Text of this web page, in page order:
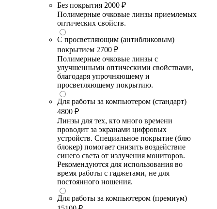
Без покрытия 2000 ₽
Полимерные очковые линзы приемлемых
оптических свойств.
С просветляющим (антибликовым)
покрытием 2700 ₽
Полимерные очковые линзы с
улучшенными оптическими свойствами,
благодаря упрочняющему и
просветляющему покрытию.
Для работы за компьютером (стандарт)
4800 ₽
Линзы для тех, кто много времени
проводит за экранами цифровых
устройств. Специальное покрытие (блю
блокер) помогает снизить воздействие
синего света от излучения мониторов.
Рекомендуются для использования во
время работы с гаджетами, не для
постоянного ношения.
Для работы за компьютером (премиум)